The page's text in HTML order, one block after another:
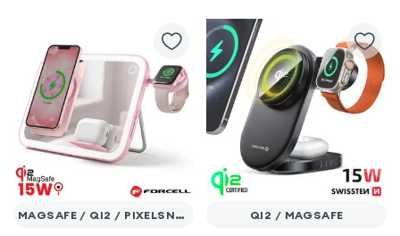
MAGSAFE / QI2 / PIXELSNAP QI2 / MAGSAFE